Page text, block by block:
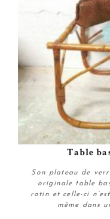
Table
Son plateau de
originale table
rotin et celle-ci
même dans